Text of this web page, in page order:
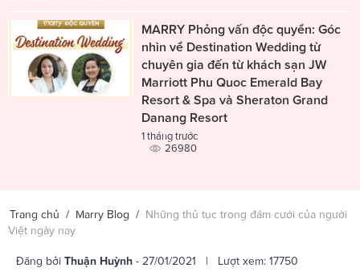
MARRY Phỏng vấn độc quyền: Góc
nhìn về Destination Wedding từ
chuyên gia đến từ khách sạn JW
Marriott Phu Quoc Emerald Bay
Resort & Spa và Sheraton Grand
Danang Resort
1 tháng trước
26980
Trang chủ / Marry Blog / Những thủ tục trong đám cưới của người
Việt ngày nay
Đăng bởi Thuận Huỳnh - 27/01/2021 | Lượt xem: 17750